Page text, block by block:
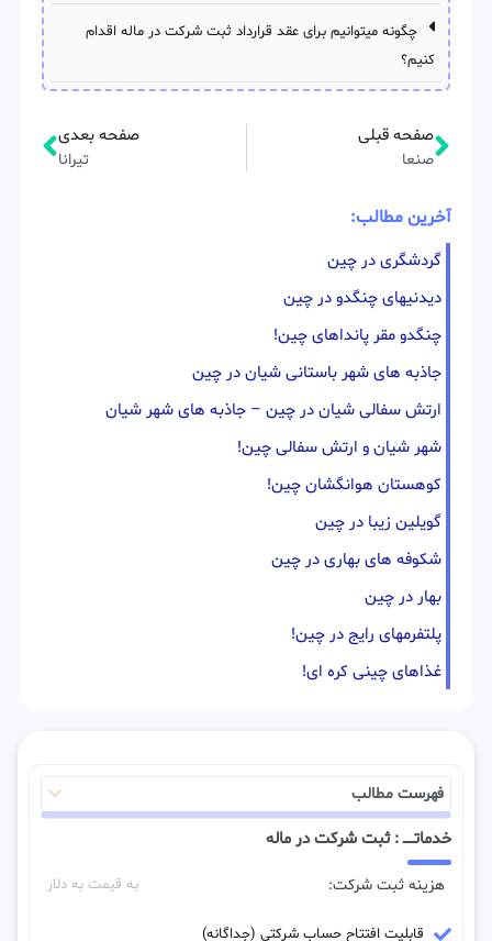
چگونه میتوانیم برای عقد قرارداد ثبت شرکت در ماله اقدام
کنیم؟
صفحه قبلی
صنعا
صفحه بعدی
تیرانا
آخرین مطالب:
گردشگری در چین
دیدنیهای چنگدو در چین
چنگدو مقر پانداهای چین!
جاذبه های شهر باستانی شیان در چین
ارتش سفالی شیان در چین – جاذبه های شهر شیان
شهر شیان و ارتش سفالی چین!
کوهستان هوانگشان چین!
گویلین زیبا در چین
شکوفه های بهاری در چین
بهار در چین
پلتفرمهای رایج در چین!
غذاهای چینی کره ای!
فهرست مطالب
خدماتـــــ : ثبت شرکت در ماله
هزینه ثبت شرکت: به قیمت به دلار
قابلیت افتتاح حساب شرکتی (جداگانه)